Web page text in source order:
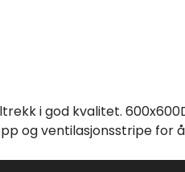
i god kvalitet.
og ventilasjonsstripe for